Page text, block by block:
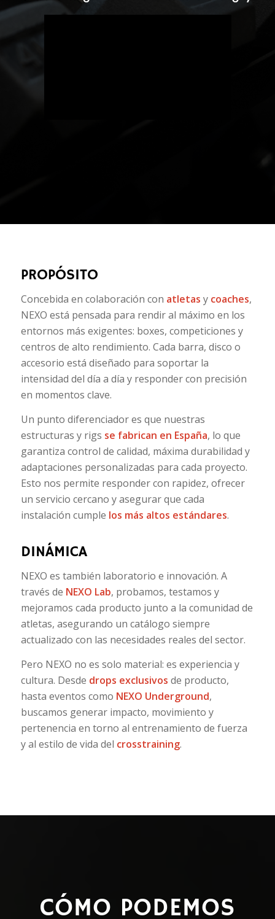
PROPÓSITO
Concebida en colaboración con atletas y coaches,
NEXO está pensada para rendir al máximo en los
entornos más exigentes: boxes, competiciones y
centros de alto rendimiento. Cada barra, disco o
accesorio está diseñado para soportar la
intensidad del día a día y responder con precisión
en momentos clave.
Un punto diferenciador es que nuestras
estructuras y rigs se fabrican en España, lo que
garantiza control de calidad, máxima durabilidad y
adaptaciones personalizadas para cada proyecto.
Esto nos permite responder con rapidez, ofrecer
un servicio cercano y asegurar que cada
instalación cumple los más altos estándares.
DINÁMICA
NEXO es también laboratorio e innovación. A
través de NEXO Lab, probamos, testamos y
mejoramos cada producto junto a la comunidad de
atletas, asegurando un catálogo siempre
actualizado con las necesidades reales del sector.
Pero NEXO no es solo material: es experiencia y
cultura. Desde drops exclusivos de producto,
hasta eventos como NEXO Underground,
buscamos generar impacto, movimiento y
pertenencia en torno al entrenamiento de fuerza
y al estilo de vida del crosstraining.
CÓMO PODEMOS